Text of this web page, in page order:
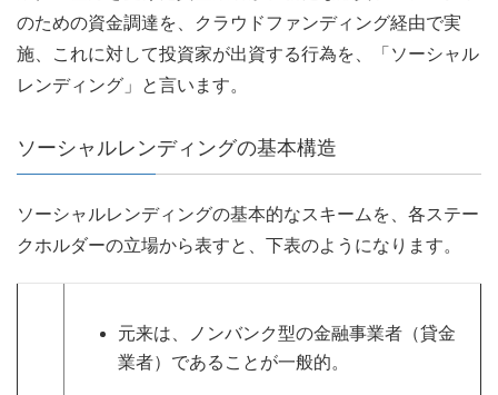
のための資金調達を、クラウドファンディング経由で実
施、これに対して投資家が出資する行為を、「ソーシャル
レンディング」と言います。
ソーシャルレンディングの基本構造
ソーシャルレンディングの基本的なスキームを、各ステー
クホルダーの立場から表すと、下表のようになります。
元来は、ノンバンク型の金融事業者（貸金
業者）であることが一般的。